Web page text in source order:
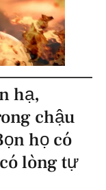
hạ,
chậu
họ có
lòng tự